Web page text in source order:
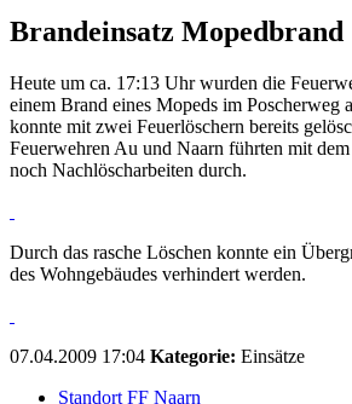
Brandeinsatz Mopedbrand
Heute um ca. 17:13 Uhr wurden die
einem Brand eines Mopeds im Poscherweg
konnte mit zwei Feuerlöschern bereits
Feuerwehren Au und Naarn führten mit
noch Nachlöscharbeiten durch.
Durch das rasche Löschen konnte ein
des Wohngebäudes verhindert werden.
07.04.2009 17:04 Kategorie: Einsätze
Standort FF Naarn